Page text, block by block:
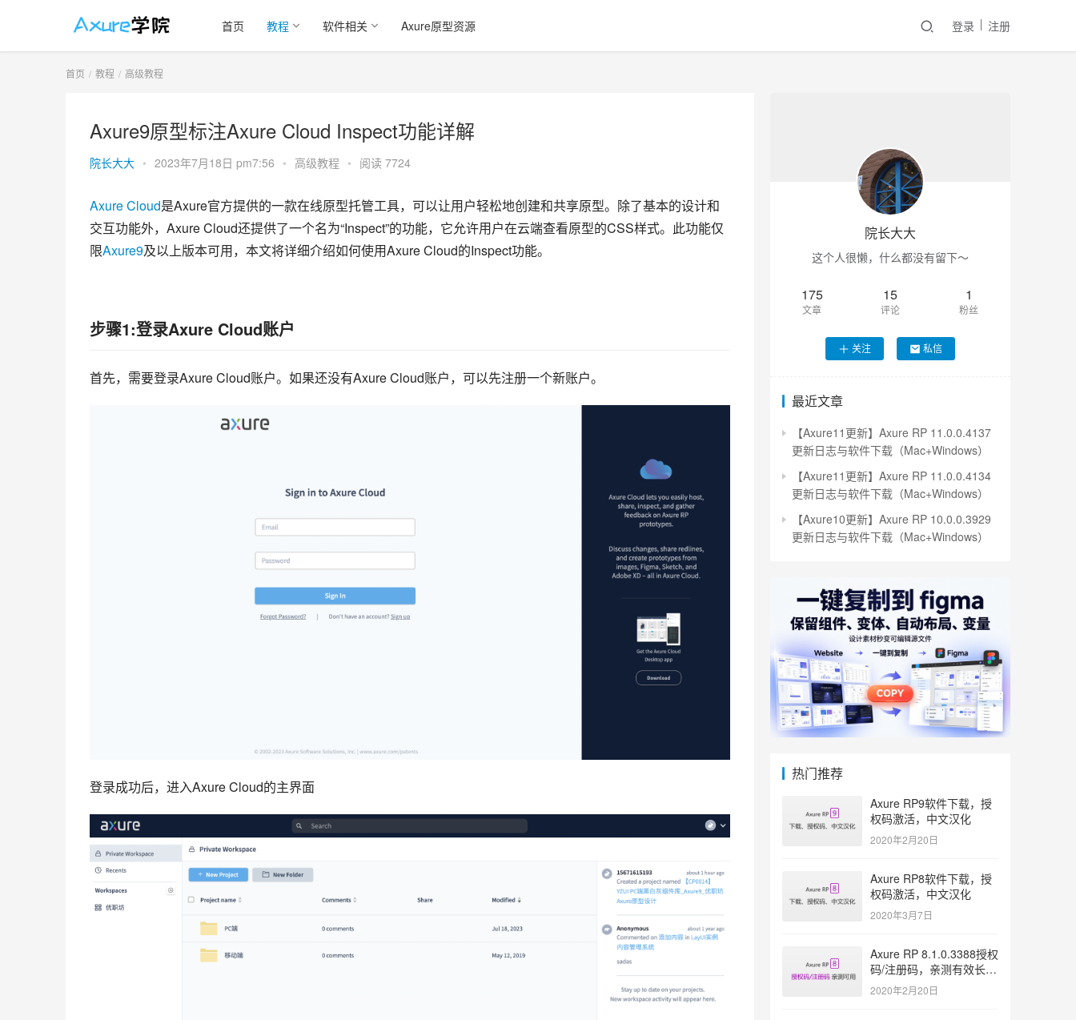
首页 教程 软件相关 Axure原型资源 登录 注册
首页 教程 高级教程
Axure9原型标注Axure Cloud Inspect功能详解
院长大大 • 2023年7月18日 pm7:56 • 高级教程 • 阅读 7724
Axure Cloud是Axure官方提供的一款在线原型托管工具，可以让用户轻松地创建和共享原型。除了基本的设计和
交互功能外，Axure Cloud还提供了一个名为“Inspect”的功能，它允许用户在云端查看原型的CSS样式。此功能仅
限Axure9及以上版本可用，本文将详细介绍如何使用Axure Cloud的Inspect功能。
步骤1:登录Axure Cloud账户
首先，需要登录Axure Cloud账户。如果还没有Axure Cloud账户，可以先注册一个新账户。
登录成功后，进入Axure Cloud的主界面
院长大大
这个人很懒，什么都没有留下～
175
文章
15
评论
1
粉丝
关注 私信
最近文章
【Axure11更新】Axure RP 11.0.0.4137
更新日志与软件下载（Mac+Windows）
【Axure11更新】Axure RP 11.0.0.4134
更新日志与软件下载（Mac+Windows）
【Axure10更新】Axure RP 10.0.0.3929
更新日志与软件下载（Mac+Windows）
热门推荐
Axure RP9软件下载，授
权码激活，中文汉化
2020年2月20日
Axure RP8软件下载，授
权码激活，中文汉化
2020年3月7日
Axure RP 8.1.0.3388授权
码/注册码，亲测有效长久
激活
2020年2月20日